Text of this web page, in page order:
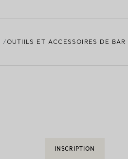
OUTIILS ET ACCESSOIRES DE BAR
INSCRIPTION